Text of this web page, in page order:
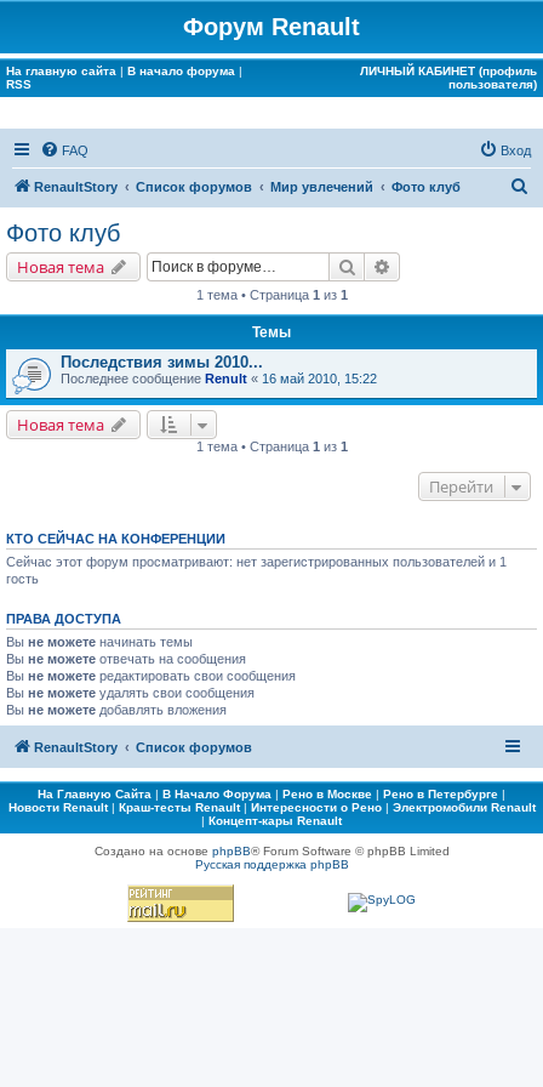
Форум Renault
На главную сайта | В начало форума |
RSS
ЛИЧНЫЙ КАБИНЕТ (профиль
пользователя)
FAQ Вход
RenaultStory Список форумов Мир увлечений Фото клуб
Фото клуб
Новая тема Поиск
1 тема • Страница 1 из 1
Темы
Последствия зимы 2010...
Последнее сообщение Renult « 16 май 2010, 15:22
Новая тема
1 тема • Страница 1 из 1
Перейти
КТО СЕЙЧАС НА КОНФЕРЕНЦИИ
Сейчас этот форум просматривают: нет зарегистрированных пользователей и 1
гость
ПРАВА ДОСТУПА
Вы не можете начинать темы
Вы не можете отвечать на сообщения
Вы не можете редактировать свои сообщения
Вы не можете удалять свои сообщения
Вы не можете добавлять вложения
RenaultStory Список форумов
На Главную Сайта | В Начало Форума | Рено в Москве | Рено в Петербурге |
Новости Renault| Краш-тесты Renault| Интересности о Рено| Электромобили Renault
| Концепт-кары Renault
Создано на основе phpBB® Forum Software © phpBB Limited
Русская поддержка phpBB